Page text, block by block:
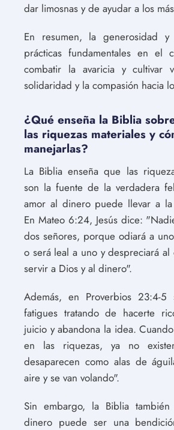
dar limosnas y de ayudar a los
En resumen, la generosidad
prácticas fundamentales en el
combatir la avaricia y cultivar
solidaridad y la compasión hacia
¿Qué enseña la Biblia
las riquezas materiales y
manejarlas?
La Biblia enseña que las
son la fuente de la verdadera
amor al dinero puede llevar a
En Mateo 6:24, Jesús dice:
dos señores, porque odiará a
o será leal a uno y despreciará
servir a Dios y al dinero".
Además, en Proverbios 23:4-
fatigues tratando de hacerte
juicio y abandona la idea.
en las riquezas, ya no
desaparecen como alas de
aire y se van volando".
Sin embargo, la Biblia
dinero puede ser una